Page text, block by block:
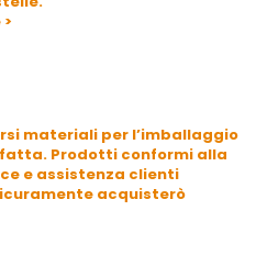
materiali per l’imballaggio
Prodotti conformi alla
e assistenza clienti
acquisterò